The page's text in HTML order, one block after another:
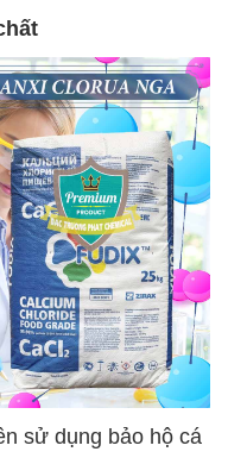
sử dụng bảo hộ cá